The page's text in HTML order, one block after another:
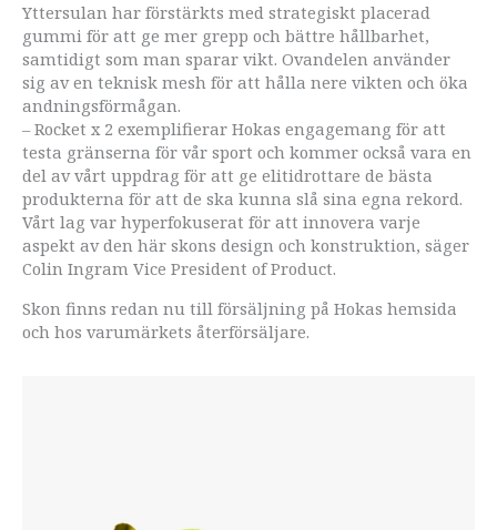
Yttersulan har förstärkts med strategiskt placerad
gummi för att ge mer grepp och bättre hållbarhet,
samtidigt som man sparar vikt. Ovandelen använder
sig av en teknisk mesh för att hålla nere vikten och öka
andningsförmågan.
– Rocket x 2 exemplifierar Hokas engagemang för att
testa gränserna för vår sport och kommer också vara en
del av vårt uppdrag för att ge elitidrottare de bästa
produkterna för att de ska kunna slå sina egna rekord.
Vårt lag var hyperfokuserat för att innovera varje
aspekt av den här skons design och konstruktion, säger
Colin Ingram Vice President of Product.
Skon finns redan nu till försäljning på Hokas hemsida
och hos varumärkets återförsäljare.